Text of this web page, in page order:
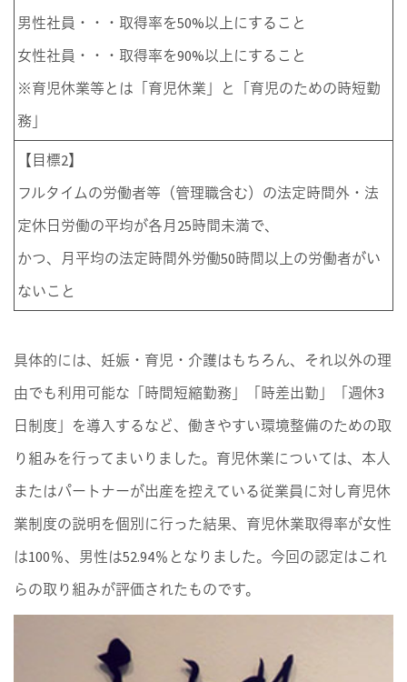
男性社員・・・取得率を50%以上にすること
女性社員・・・取得率を90%以上にすること
※育児休業等とは「育児休業」と「育児のための時短勤
務」
【目標2】
フルタイムの労働者等（管理職含む）の法定時間外・法
定休日労働の平均が各月25時間未満で、
かつ、月平均の法定時間外労働50時間以上の労働者がい
ないこと
具体的には、妊娠・育児・介護はもちろん、それ以外の理
由でも利用可能な「時間短縮勤務」「時差出勤」「週休3
日制度」を導入するなど、働きやすい環境整備のための取
り組みを行ってまいりました。育児休業については、本人
またはパートナーが出産を控えている従業員に対し育児休
業制度の説明を個別に行った結果、育児休業取得率が女性
は100％、男性は52.94％となりました。今回の認定はこれ
らの取り組みが評価されたものです。